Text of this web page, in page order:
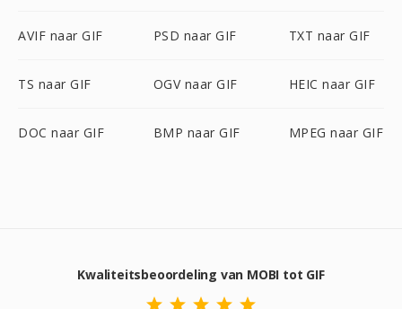
AVIF naar GIF PSD naar GIF TXT naar GIF
TS naar GIF OGV naar GIF HEIC naar GIF
DOC naar GIF BMP naar GIF MPEG naar GIF
Kwaliteitsbeoordeling van MOBI tot GIF